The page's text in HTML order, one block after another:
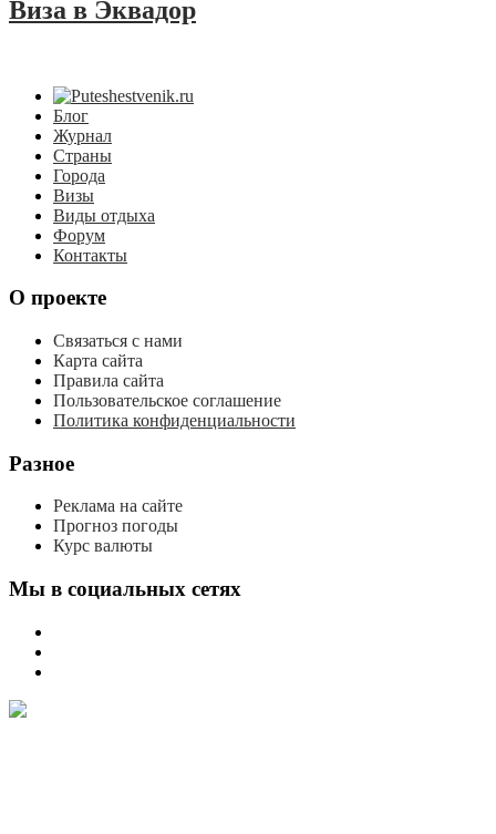
Виза в Эквадор
Блог
Журнал
Страны
Города
Визы
Виды отдыха
Форум
Контакты
О проекте
Связаться с нами
Карта сайта
Правила сайта
Пользовательское соглашение
Политика конфиденциальности
Разное
Реклама на сайте
Прогноз погоды
Курс валюты
Мы в социальных сетях